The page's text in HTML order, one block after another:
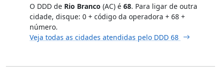
O DDD de Rio Branco (AC) é 68. Para ligar de outra
cidade, disque: 0 + código da operadora + 68 +
número.
Veja todas as cidades atendidas pelo DDD 68